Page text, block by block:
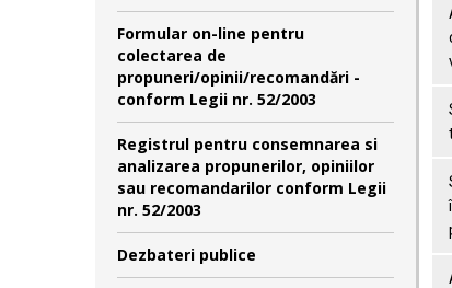
Formular on-line pentru
colectarea de
propuneri/opinii/recomandări -
conform Legii nr. 52/2003
Registrul pentru consemnarea si
analizarea propunerilor, opiniilor
sau recomandarilor conform Legii
nr. 52/2003
Dezbateri publice